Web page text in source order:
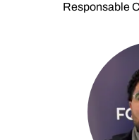
Responsable